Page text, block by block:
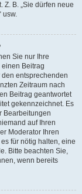
B. „Sie dürfen neue
usw.
Sie nur Ihre
Beitrag
den entsprechenden
Zeitraum nach
Beitrag geantwortet
gekennzeichnet. Es
Bearbeitungen
auf Ihren
Moderator Ihren
für nötig halten, eine
Bitte beachten Sie,
wenn bereits